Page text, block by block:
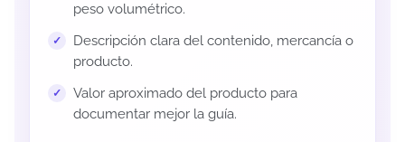
peso volumétrico.
Descripción clara del contenido, mercancía o
producto.
Valor aproximado del producto para
documentar mejor la guía.